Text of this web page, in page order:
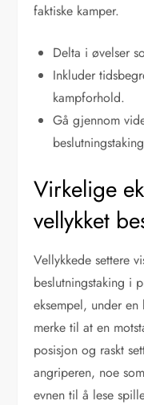
faktiske kamper.
Delta i øvelser
Inkluder
kampforhold.
Gå gjennom
Virkelige
vellykket
Vellykkede settere
beslutningstaking i
eksempel, under
merke til at en
posisjon og raskt
angriperen, noe
evnen til å lese